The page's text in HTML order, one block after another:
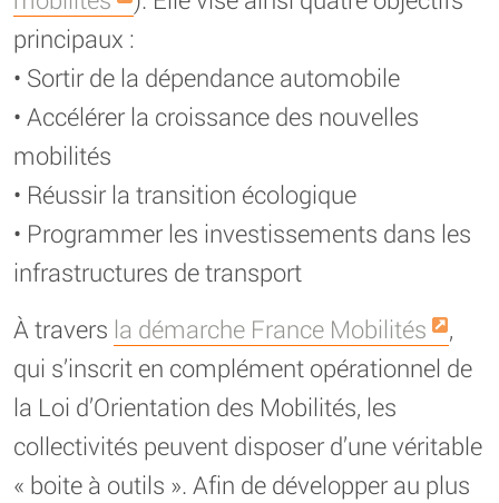
principaux :
• Sortir de la dépendance automobile
• Accélérer la croissance des nouvelles
mobilités
• Réussir la transition écologique
• Programmer les investissements dans les
infrastructures de transport
À travers la démarche France Mobilités
,
qui s’inscrit en complément opérationnel de
la Loi d’Orientation des Mobilités, les
collectivités peuvent disposer d’une véritable
« boite à outils ». Afin de développer au plus